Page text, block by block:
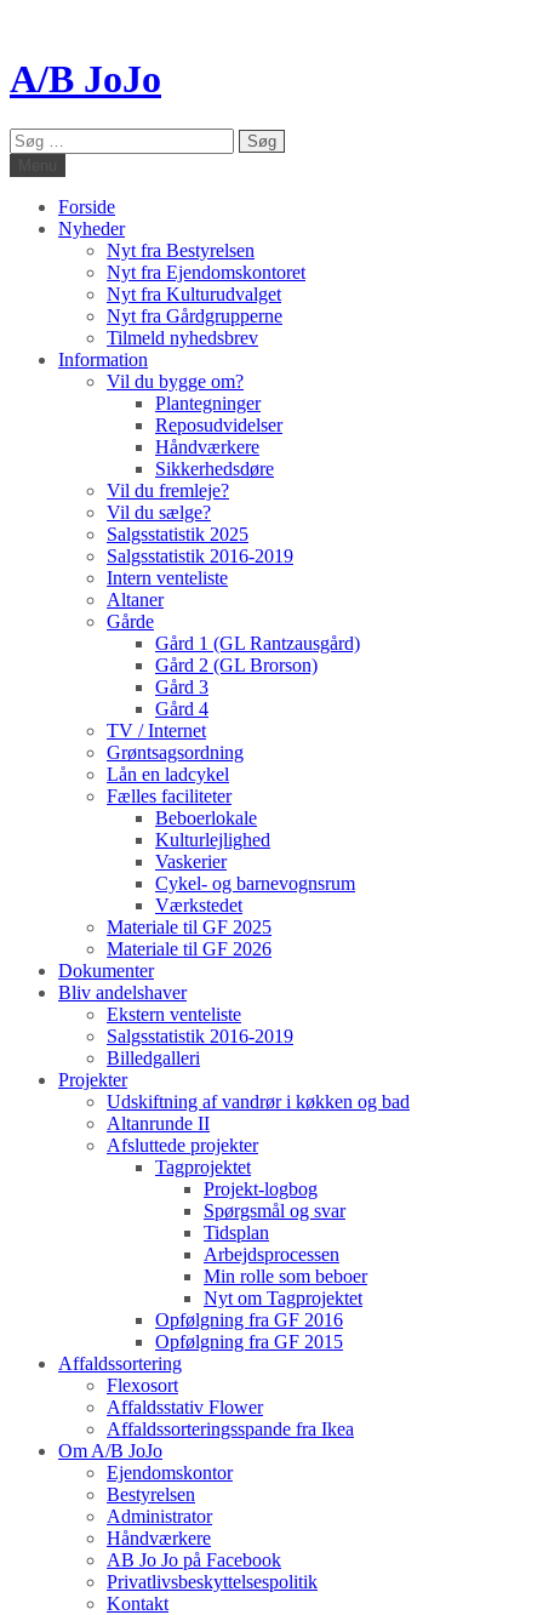
A/B JoJo
Søg
efter:
Forside
Nyheder
Nyt fra Bestyrelsen
Nyt fra Ejendomskontoret
Nyt fra Kulturudvalget
Nyt fra Gårdgrupperne
Tilmeld nyhedsbrev
Information
Vil du bygge om?
Plantegninger
Reposudvidelser
Håndværkere
Sikkerhedsdøre
Vil du fremleje?
Vil du sælge?
Salgsstatistik 2025
Salgsstatistik 2016-2019
Intern venteliste
Altaner
Gårde
Gård 1 (GL Rantzausgård)
Gård 2 (GL Brorson)
Gård 3
Gård 4
TV / Internet
Grøntsagsordning
Lån en ladcykel
Fælles faciliteter
Beboerlokale
Kulturlejlighed
Vaskerier
Cykel- og barnevognsrum
Værkstedet
Materiale til GF 2025
Materiale til GF 2026
Dokumenter
Bliv andelshaver
Ekstern venteliste
Salgsstatistik 2016-2019
Billedgalleri
Projekter
Udskiftning af vandrør i køkken og bad
Altanrunde II
Afsluttede projekter
Tagprojektet
Projekt-logbog
Spørgsmål og svar
Tidsplan
Arbejdsprocessen
Min rolle som beboer
Nyt om Tagprojektet
Opfølgning fra GF 2016
Opfølgning fra GF 2015
Affaldssortering
Flexosort
Affaldsstativ Flower
Affaldssorteringsspande fra Ikea
Om A/B JoJo
Ejendomskontor
Bestyrelsen
Administrator
Håndværkere
AB Jo Jo på Facebook
Privatlivsbeskyttelsespolitik
Kontakt